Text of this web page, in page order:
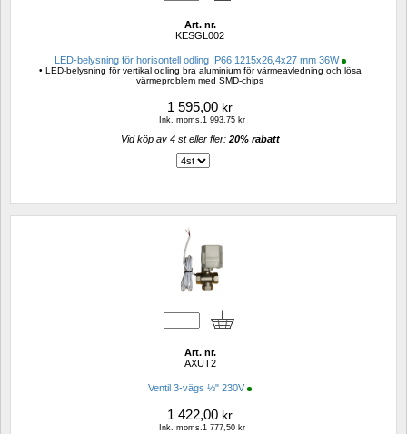
Art. nr.
KESGL002
LED-belysning för horisontell odling IP66 1215x26,4x27 mm 36W
• LED-belysning för vertikal odling bra aluminium för värmeavledning och lösa
värmeproblem med SMD-chips
1 595,00 kr
Ink. moms.1 993,75 kr
Vid köp av 4 st eller fler: 20% rabatt
Art. nr.
AXUT2
Ventil 3-vägs ½" 230V
1 422,00 kr
Ink. moms.1 777,50 kr